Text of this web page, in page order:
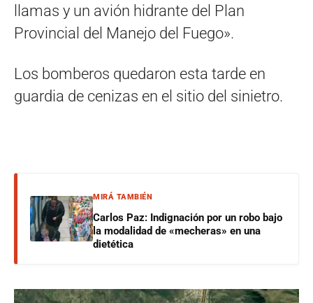
llamas y un avión hidrante del Plan
Provincial del Manejo del Fuego».
Los bomberos quedaron esta tarde en
guardia de cenizas en el sitio del sinietro.
MIRÁ TAMBIÉN
Carlos Paz: Indignación por un robo bajo
la modalidad de «mecheras» en una
dietética